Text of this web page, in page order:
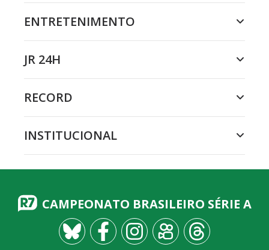
ENTRETENIMENTO
JR 24H
RECORD
INSTITUCIONAL
CAMPEONATO BRASILEIRO SÉRIE A